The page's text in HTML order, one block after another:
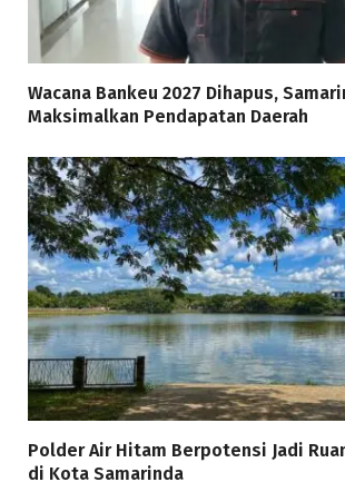
Wacana Bankeu 2027 Dihapus,
Maksimalkan Pendapatan Daerah
Polder Air Hitam Berpotensi Jadi
di Kota Samarinda